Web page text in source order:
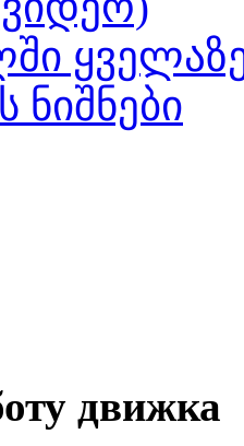
ნიშნები
движка